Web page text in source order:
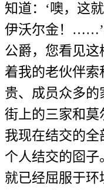
知道：‘噢，这
伊沃尔金！……’
公爵，您看见
着我的老伙伴索
贵、成员众多
街上的三家和莫
我现在结交的
个人结交的囵子
就已经屈服于